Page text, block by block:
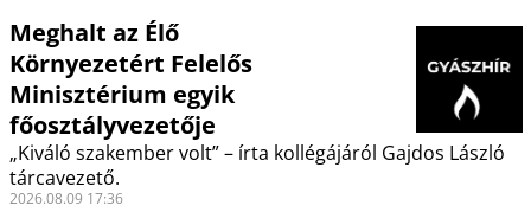
Meghalt az Élő
Környezetért Felelős
Minisztérium egyik
főosztályvezetője
„Kiváló szakember volt” – írta kollégájáról Gajdos László
tárcavezető.
2026.08.09 17:36